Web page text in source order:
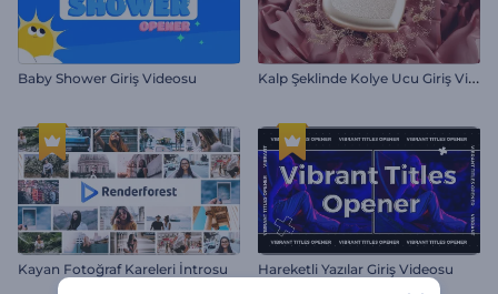
Baby Shower Giriş Videosu K
alp Şeklinde Kolye Ucu Giriş Videosu
Kayan Fotoğraf Kareleri İntrosu Hareketli Yazılar Giriş Videosu